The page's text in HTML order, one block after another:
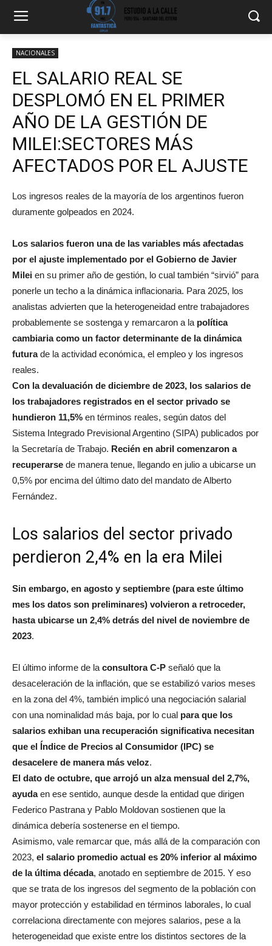
NACIONALES
EL SALARIO REAL SE
DESPLOMÓ EN EL PRIMER
AÑO DE LA GESTIÓN DE
MILEI:SECTORES MÁS
AFECTADOS POR EL AJUSTE
Los ingresos reales de la mayoría de los argentinos fueron
duramente golpeados en 2024.
Los salarios fueron una de las variables más afectadas
por el ajuste implementado por el Gobierno de Javier
Milei en su primer año de gestión, lo cual también “sirvió” para
ponerle un techo a la dinámica inflacionaria. Para 2025, los
analistas advierten que la heterogeneidad entre trabajadores
probablemente se sostenga y remarcaron a la política
cambiaria como un factor determinante de la dinámica
futurade la actividad económica, el empleo y los ingresos
reales.
Con la devaluación de diciembre de 2023, los salarios de
los trabajadores registrados en el sector privado se
hundieron 11,5% en términos reales, según datos del
Sistema Integrado Previsional Argentino (SIPA) publicados por
la Secretaría de Trabajo. Recién en abril comenzaron a
recuperarse de manera tenue, llegando en julio a ubicarse un
0,5% por encima del último dato del mandato de Alberto
Fernández.
Los salarios del sector privado
perdieron 2,4% en la era Milei
Sin embargo, en agosto y septiembre (para este último
mes los datos son preliminares) volvieron a retroceder,
hasta ubicarse un 2,4% detrás del nivel de noviembre de
2023.
El último informe de la consultora C-P señaló que la
desaceleración de la inflación, que se estabilizó varios meses
en la zona del 4%, también implicó una negociación salarial
con una nominalidad más baja, por lo cual para que los
salarios exhiban una recuperación significativa necesitan
que el Índice de Precios al Consumidor (IPC) se
desacelere de manera más veloz.
El dato de octubre, que arrojó un alza mensual del 2,7%,
ayudaen ese sentido, aunque desde la entidad que dirigen
Federico Pastrana y Pablo Moldovan sostienen que la
dinámica debería sostenerse en el tiempo.
Asimismo, vale remarcar que, más allá de la comparación con
2023, el salario promedio actual es 20% inferior al máximo
de la última década, anotado en septiembre de 2015. Y eso
que se trata de los ingresos del segmento de la población con
mayor protección y estabilidad en términos laborales, lo cual
correlaciona directamente con mejores salarios, pese a la
heterogeneidad que existe entre los distintos sectores de la